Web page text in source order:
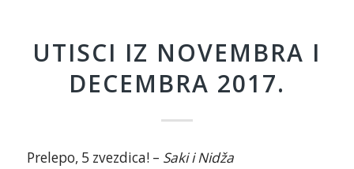
UTISCI IZ NOVEMBRA I
DECEMBRA 2017.
Prelepo, 5 zvezdica! – Saki i Nidža